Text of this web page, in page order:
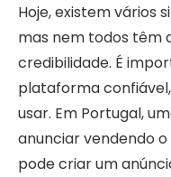
Hoje, existem vários
mas nem todos têm
credibilidade. É
plataforma
usar. Em Portugal,
anunciar vendendo
pode criar um